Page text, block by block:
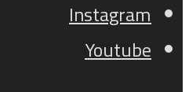
Instagram
Youtube